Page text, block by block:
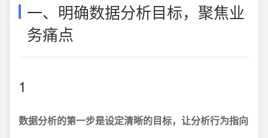
一、明确数据分析目标，聚焦业
务痛点
1
数据分析的第一步是设定清晰的目标，让分析行为指向